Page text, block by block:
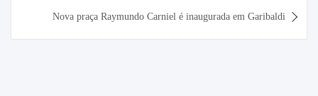
Nova praça Raymundo Carniel é inaugurada em Garibaldi